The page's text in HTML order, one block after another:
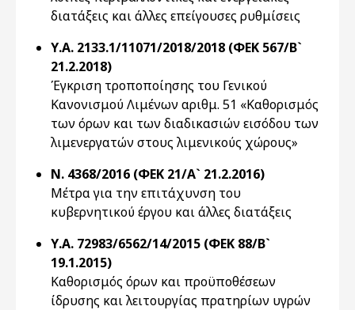
διατάξεις και άλλες επείγουσες ρυθμίσεις
Υ.Α. 2133.1/11071/2018/2018 (ΦΕΚ 567/Β`
21.2.2018)
Έγκριση τροποποίησης του Γενικού
Κανονισμού Λιμένων αριθμ. 51 «Καθορισμός
των όρων και των διαδικασιών εισόδου των
λιμενεργατών στους λιμενικούς χώρους»
Ν. 4368/2016 (ΦΕΚ 21/Α` 21.2.2016)
Μέτρα για την επιτάχυνση του
κυβερνητικού έργου και άλλες διατάξεις
Υ.Α. 72983/6562/14/2015 (ΦΕΚ 88/Β`
19.1.2015)
Καθορισμός όρων και προϋποθέσεων
ίδρυσης και λειτουργίας πρατηρίων υγρών